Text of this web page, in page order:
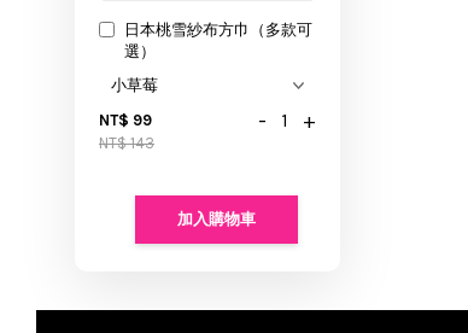
日本桃雪紗布方巾（多款可
選）
NT$ 99
NT$ 143
- +
加入購物車